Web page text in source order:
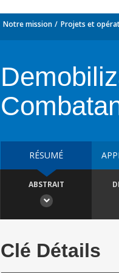
Notre mission Projets et
RÉSUMÉ
ABSTRAIT
Clé Détails